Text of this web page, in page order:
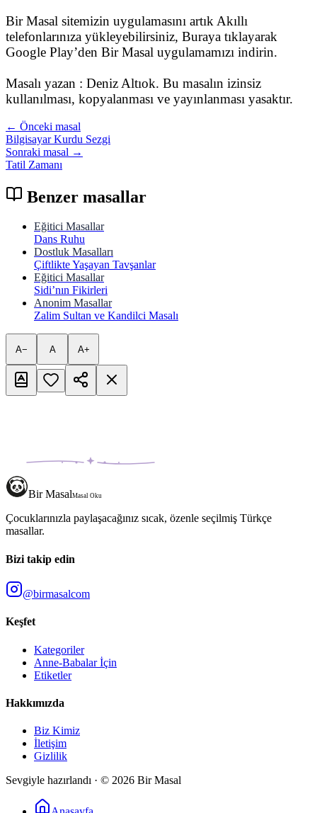
Bir Masal sitemizin uygulamasını artık Akıllı
telefonlarınıza yükleyebilirsiniz, Buraya tıklayarak
Google Play’den Bir Masal uygulamamızı indirin.
Masalı yazan : Deniz Altıok. Bu masalın izinsiz
kullanılması, kopyalanması ve yayınlanması yasaktır.
← Önceki masal
Bilgisayar Kurdu Sezgi
Sonraki masal →
Tatil Zamanı
Benzer masallar
Eğitici Masallar
Dans Ruhu
Dostluk Masalları
Çiftlikte Yaşayan Tavşanlar
Eğitici Masallar
Sidi’nın Fikirleri
Anonim Masallar
Zalim Sultan ve Kandilci Masalı
A− A A+
Bir MasalMasal Oku
Çocuklarınızla paylaşacağınız sıcak, özenle seçilmiş Türkçe
masallar.
Bizi takip edin
@birmasalcom
Keşfet
Kategoriler
Anne-Babalar İçin
Etiketler
Hakkımızda
Biz Kimiz
İletişim
Gizlilik
Sevgiyle hazırlandı · © 2026 Bir Masal